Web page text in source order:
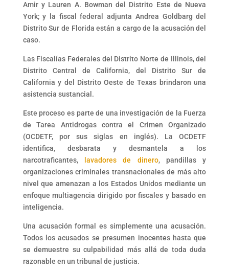
Amir y Lauren A. Bowman del Distrito Este de Nueva
York; y la fiscal federal adjunta Andrea Goldbarg del
Distrito Sur de Florida están a cargo de la acusación del
caso.
Las Fiscalías Federales del Distrito Norte de Illinois, del
Distrito Central de California, del Distrito Sur de
California y del Distrito Oeste de Texas brindaron una
asistencia sustancial.
Este proceso es parte de una investigación de la Fuerza
de Tarea Antidrogas contra el Crimen Organizado
(OCDETF, por sus siglas en inglés). La OCDETF
identifica, desbarata y desmantela a los
narcotraficantes,
lavadores de dinero, pandillas y
organizaciones criminales transnacionales de más alto
nivel que amenazan a los Estados Unidos mediante un
enfoque multiagencia dirigido por fiscales y basado en
inteligencia.
Una acusación formal es simplemente una acusación.
Todos los acusados se presumen inocentes hasta que
se demuestre su culpabilidad más allá de toda duda
razonable en un tribunal de justicia.